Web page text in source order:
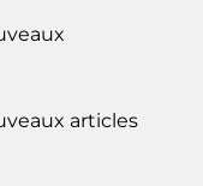
articles